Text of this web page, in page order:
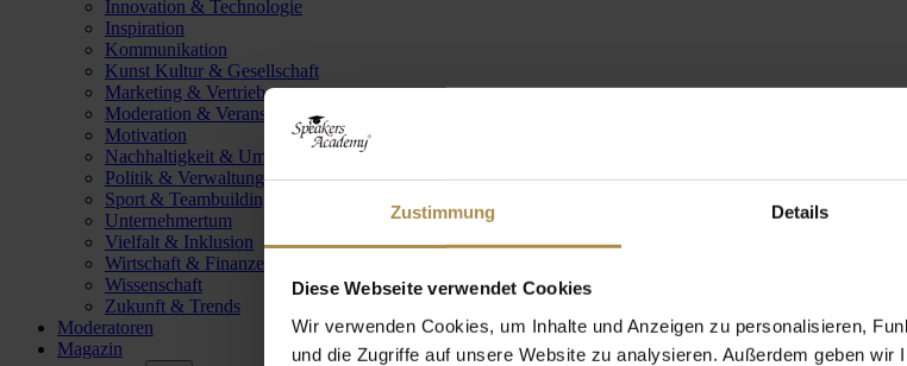
Zustimmung Details
Diese Webseite verwendet Cookies
Wir verwenden Cookies, um Inhalte und Anzeigen zu personalisieren,
und die Zugriffe auf unsere Website zu analysieren. Außerdem geben wir
Innovation & Technologie
Inspiration
Kommunikation
Kunst Kultur & Gesellschaft
Marketing & Vertrieb
Moderation & Veranstaltungsleitung
Motivation
Nachhaltigkeit & Umwelt
Politik & Verwaltung
Sport & Teambuilding
Unternehmertum
Vielfalt & Inklusion
Wirtschaft & Finanzen
Wissenschaft
Zukunft & Trends
Moderatoren
Magazin